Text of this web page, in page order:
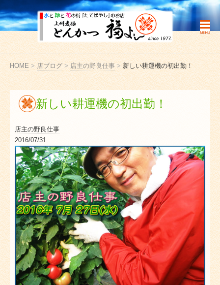
HOME >店ブログ > 店主の野良仕事 >新しい耕運機の初出勤！
新しい耕運機の初出勤！
店主の野良仕事
2016/07/31